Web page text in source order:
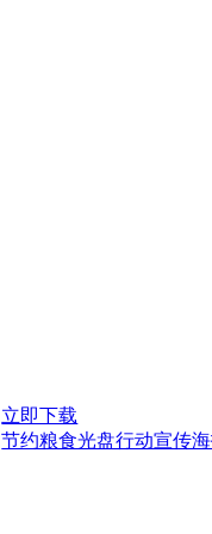
立即下载
节约粮食光盘行动宣传